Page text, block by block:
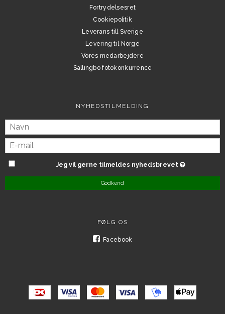
Fortrydelsesret
Cookiepolitik
Leverans till Sverige
Levering til Norge
Vores medarbejdere
Sallingbo fotokonkurrence
NYHEDSTILMELDING
Jeg vil gerne tilmeldes nyhedsbrevet
Godkend
FØLG OS
Facebook